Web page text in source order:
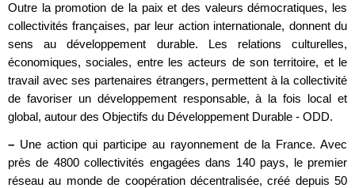
Outre la promotion de la paix et des valeurs démocratiques, les
collectivités françaises, par leur action internationale, donnent du
sens au développement durable. Les relations culturelles,
économiques, sociales, entre les acteurs de son territoire, et le
travail avec ses partenaires étrangers, permettent à la collectivité
de favoriser un développement responsable, à la fois local et
global, autour des Objectifs du Développement Durable - ODD.
– Une action qui participe au rayonnement de la France. Avec
près de 4800 collectivités engagées dans 140 pays, le premier
réseau au monde de coopération décentralisée, créé depuis 50